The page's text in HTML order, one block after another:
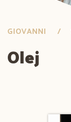
GIOVANNI
Olej